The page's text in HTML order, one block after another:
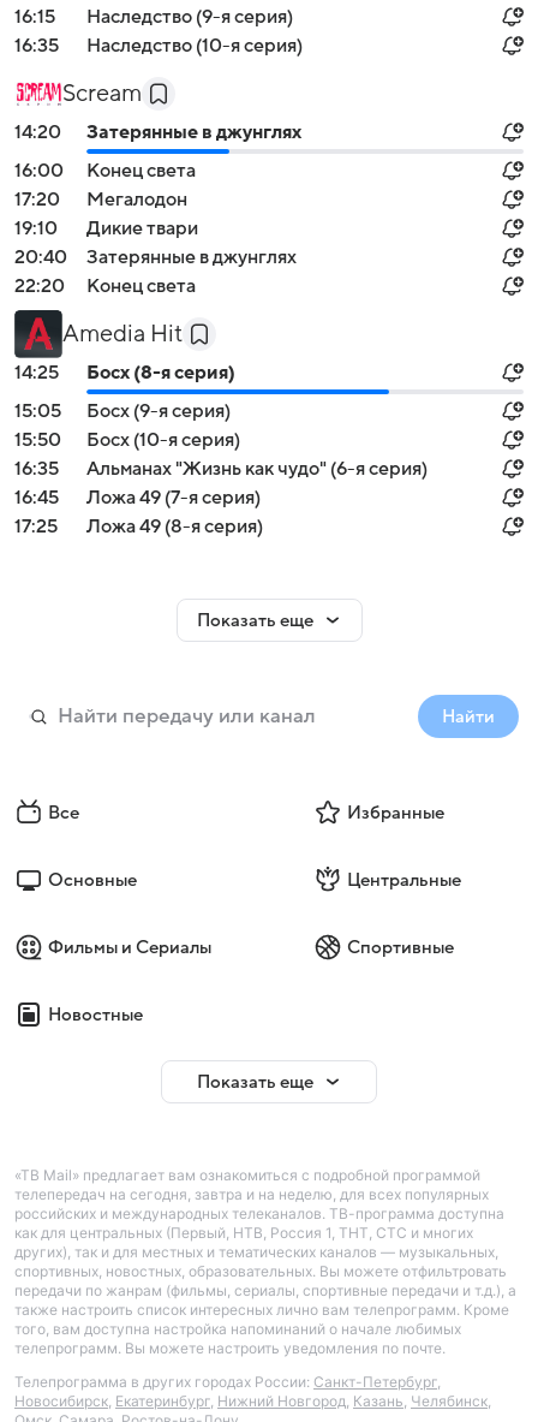
16:15
Наследство (9-я серия)
16:35
Наследство (10-я серия)
Scream
14:20
Затерянные в джунглях
16:00
Конец света
17:20
Мегалодон
19:10
Дикие твари
20:40
Затерянные в джунглях
22:20
Конец света
Amedia Hit
14:25
Босх (8-я серия)
15:05
Босх (9-я серия)
15:50
Босх (10-я серия)
16:35
Альманах "Жизнь как чудо" (6-я серия)
16:45
Ложа 49 (7-я серия)
17:25
Ложа 49 (8-я серия)
Показать еще
Найти
Все Избранные
Основные Центральные
Фильмы и Сериалы Спортивные
Новостные
Показать еще
«ТВ Mail» предлагает вам ознакомиться с подробной программой
телепередач на сегодня, завтра и на неделю, для всех популярных
российских и международных телеканалов. ТВ-программа доступна
как для центральных (Первый, НТВ, Россия 1, ТНТ, СТС и многих
других), так и для местных и тематических каналов — музыкальных,
спортивных, новостных, образовательных. Вы можете отфильтровать
передачи по жанрам (фильмы, сериалы, спортивные передачи и т.д.), а
также настроить список интересных лично вам телепрограмм. Кроме
того, вам доступна настройка напоминаний о начале любимых
телепрограмм. Вы можете настроить уведомления по почте.
Телепрограмма в других городах России: Санкт-Петербург,
Новосибирск, Екатеринбург, Нижний Новгород, Казань, Челябинск,